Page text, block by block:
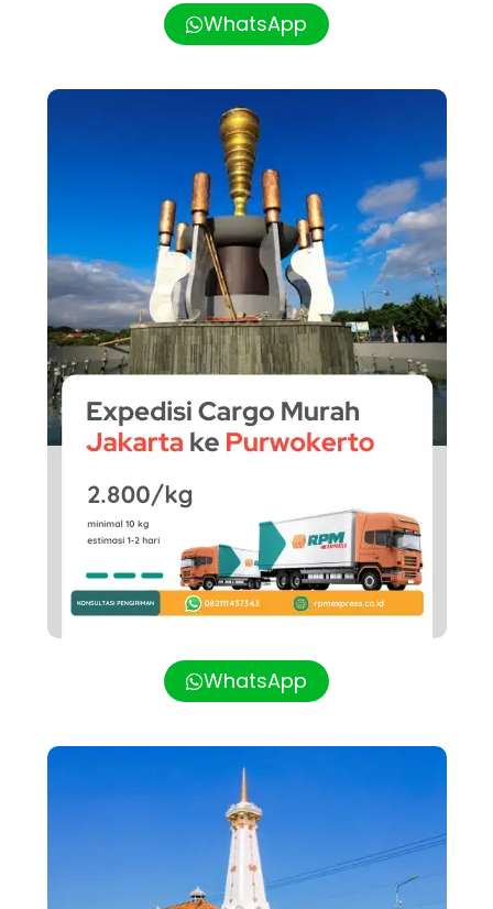
WhatsApp
WhatsApp